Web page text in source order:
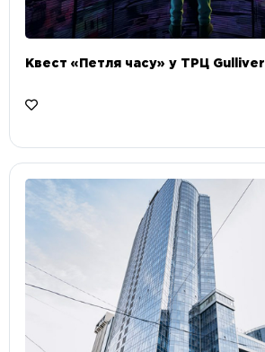
Квест «Петля часу» у ТРЦ Gulliver